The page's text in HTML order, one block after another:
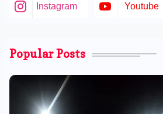
Instagram Youtube
Popular Posts